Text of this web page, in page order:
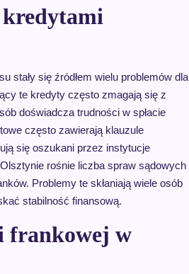
kredytami
stały się źródłem wielu problemów dla
te kredyty często zmagają się z
doświadcza trudności w spłacie
często zawierają klauzule
się oszukani przez instytucje
rośnie liczba spraw sądowych
Problemy te skłaniają wiele osób
stabilność finansową.
frankowej w